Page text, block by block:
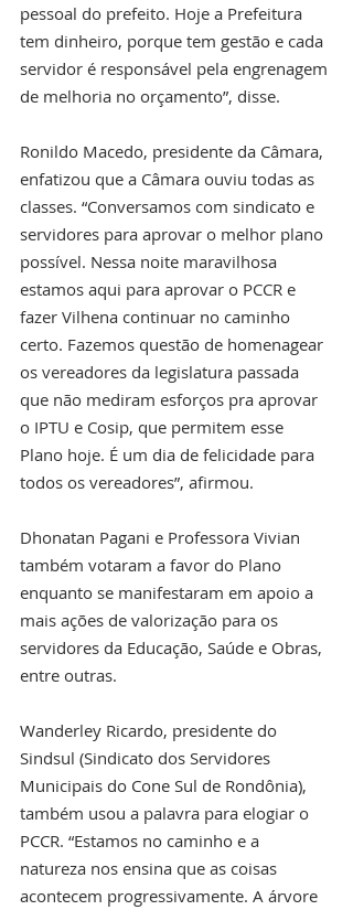
pessoal do prefeito. Hoje a Prefeitura
tem dinheiro, porque tem gestão e cada
servidor é responsável pela engrenagem
de melhoria no orçamento”, disse.
Ronildo Macedo, presidente da Câmara,
enfatizou que a Câmara ouviu todas as
classes. “Conversamos com sindicato e
servidores para aprovar o melhor plano
possível. Nessa noite maravilhosa
estamos aqui para aprovar o PCCR e
fazer Vilhena continuar no caminho
certo. Fazemos questão de homenagear
os vereadores da legislatura passada
que não mediram esforços pra aprovar
o IPTU e Cosip, que permitem esse
Plano hoje. É um dia de felicidade para
todos os vereadores”, afirmou.
Dhonatan Pagani e Professora Vivian
também votaram a favor do Plano
enquanto se manifestaram em apoio a
mais ações de valorização para os
servidores da Educação, Saúde e Obras,
entre outras.
Wanderley Ricardo, presidente do
Sindsul (Sindicato dos Servidores
Municipais do Cone Sul de Rondônia),
também usou a palavra para elogiar o
PCCR. “Estamos no caminho e a
natureza nos ensina que as coisas
acontecem progressivamente. A árvore